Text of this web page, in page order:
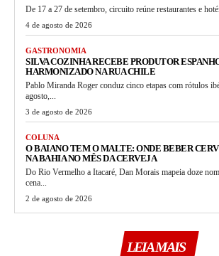
De 17 a 27 de setembro, circuito reúne restaurantes e
4 de agosto de 2026
GASTRONOMIA
SILVA COZINHA RECEBE PRODUTOR
HARMONIZADO NA RUA CHILE
Pablo Miranda Roger conduz cinco etapas com rótulos
agosto,...
3 de agosto de 2026
COLUNA
O BAIANO TEM O MALTE: ONDE BEBER
NA BAHIA NO MÊS DA CERVEJA
Do Rio Vermelho a Itacaré, Dan Morais mapeia doze
cena...
2 de agosto de 2026
LEIA MAIS